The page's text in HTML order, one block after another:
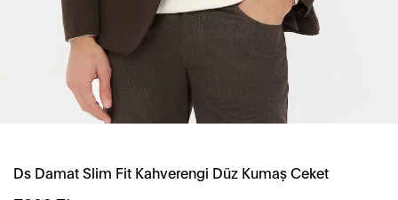
Ds Damat Slim Fit Kahverengi Düz Kumaş Ceket